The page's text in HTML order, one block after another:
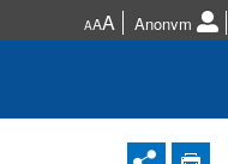
AAA Anonym